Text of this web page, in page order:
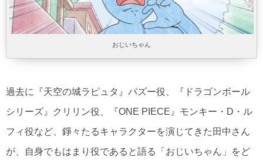
おじいちゃん
過去に『天空の城ラピュタ』パズー役、『ドラゴンボール
シリーズ』クリリン役、『ONE PIECE』モンキー・D・ル
フィ役など、錚々たるキャラクターを演じてきた田中さん
が、自身でもはまり役であると語る「おじいちゃん」をど